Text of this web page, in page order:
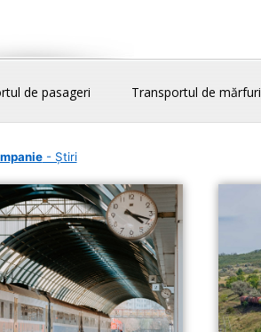
de pasageri Transportul de mărfuri
- Știri